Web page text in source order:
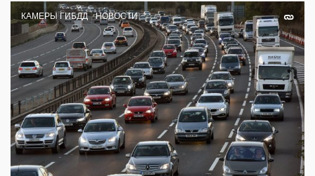
КАМЕРЫ ГИБДД НОВОСТИ